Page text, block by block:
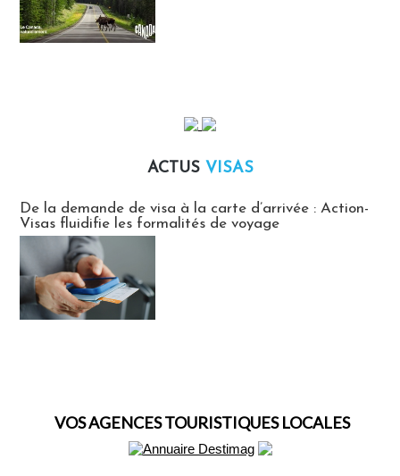
ACTUS VISAS
De la demande de visa à la carte d’arrivée : Action-
Visas fluidifie les formalités de voyage
VOS AGENCES TOURISTIQUES LOCALES